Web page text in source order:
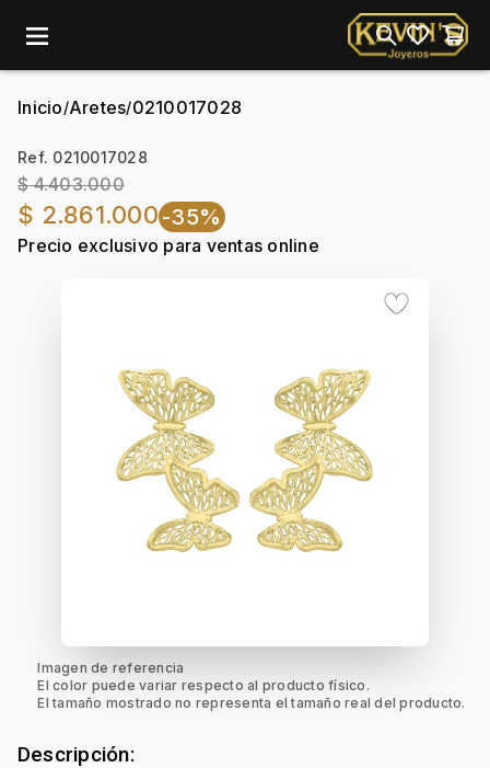
menu
Inicio/Aretes/0210017028
Ref. 0210017028
$ 4.403.000
$ 2.861.000 -35%
Precio exclusivo para ventas online
Imagen de referencia
El color puede variar respecto al producto físico.
El tamaño mostrado no representa el tamaño real del producto.
Descripción: